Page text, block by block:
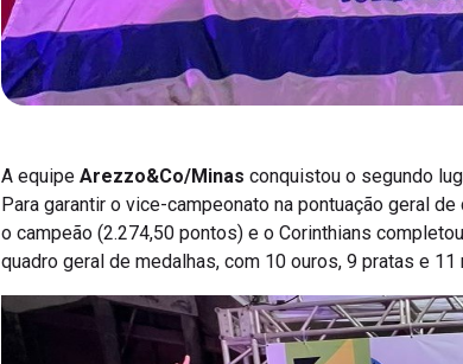
A equipe Arezzo&Co/Minas conquistou o segundo
Para garantir o vice-campeonato na pontuação geral
o campeão (2.274,50 pontos) e o Corinthians
quadro geral de medalhas, com 10 ouros, 9 pratas e